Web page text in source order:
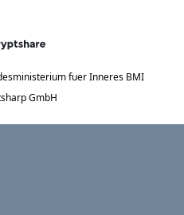
fuer Inneres BMI
GmbH